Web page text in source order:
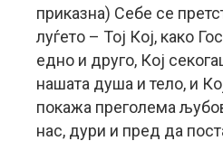
приказна) Себе се
луѓето – Тој Кој, како
едно и друго, Кој
нашата душа и тело, и
покажа преголема
нас, дури и пред да